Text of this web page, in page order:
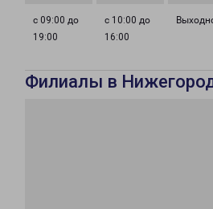
с 09:00 до
19:00
с 10:00 до
16:00
Филиалы в